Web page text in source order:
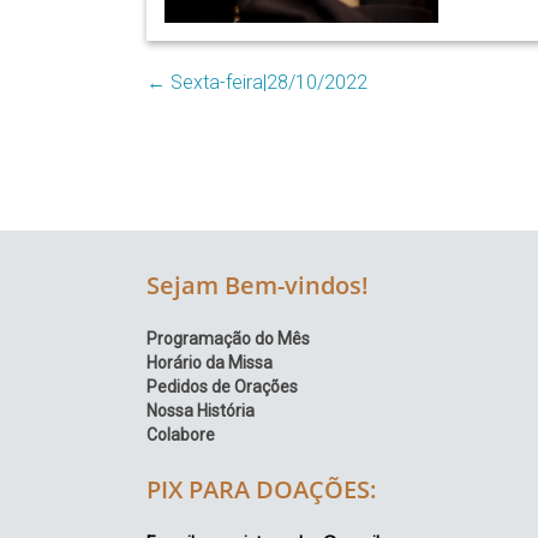
Região
Episcopal
Sé
← Sexta-feira|28/10/2022
Sejam Bem-vindos!
Programação do Mês
Horário da Missa
Pedidos de Orações
Nossa História
Colabore
PIX PARA DOAÇÕES: